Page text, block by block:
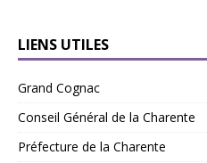
LIENS UTILES
Grand Cognac
Conseil Général de la Charente
Préfecture de la Charente